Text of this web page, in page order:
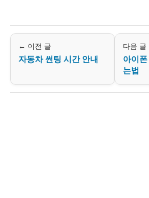
← 이전 글
자동차 썬팅 시간 안내
다음
아이
는법